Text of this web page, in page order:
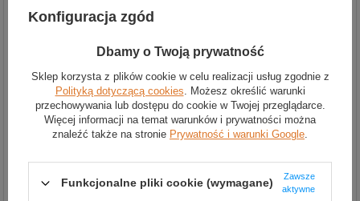
Fotelik dziecięcy Recaro
Axion 1 Hello Green
Konfiguracja zgód
Dbamy o Twoją prywatność
Sklep korzysta z plików cookie w celu realizacji usług zgodnie z
Polityką dotyczącą cookies. Możesz określić warunki
przechowywania lub dostępu do cookie w Twojej przeglądarce.
Więcej informacji na temat warunków i prywatności można
znaleźć także na stronie Prywatność i warunki Google.
Funkcjonalne pliki cookie (wymagane)
Zawsze
aktywne